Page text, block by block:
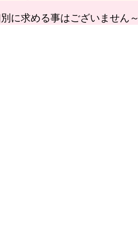
に求める事はございません～